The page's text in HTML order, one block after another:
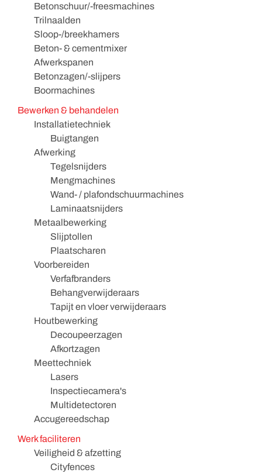
Betonschuur/-freesmachines
Trilnaalden
Sloop-/breekhamers
Beton- & cementmixer
Afwerkspanen
Betonzagen/-slijpers
Boormachines
Bewerken & behandelen
Installatietechniek
Buigtangen
Afwerking
Tegelsnijders
Mengmachines
Wand- / plafondschuurmachines
Laminaatsnijders
Metaalbewerking
Slijptollen
Plaatscharen
Voorbereiden
Verfafbranders
Behangverwijderaars
Tapijt en vloer verwijderaars
Houtbewerking
Decoupeerzagen
Afkortzagen
Meettechniek
Lasers
Inspectiecamera's
Multidetectoren
Accugereedschap
Werk faciliteren
Veiligheid & afzetting
Cityfences